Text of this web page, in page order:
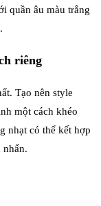
quần âu màu trắng
riêng
Tạo nên style
một cách khéo
nhạt có thể kết hợp
nhấn.